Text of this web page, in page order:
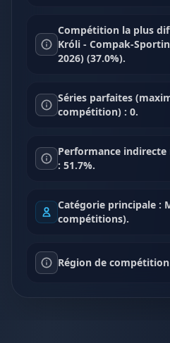
Compétition la plus
Króli - Compak-
2026) (37.0%).
Séries parfaites
compétition) : 0.
Performance
: 51.7%.
Catégorie principale :
compétitions).
Région de